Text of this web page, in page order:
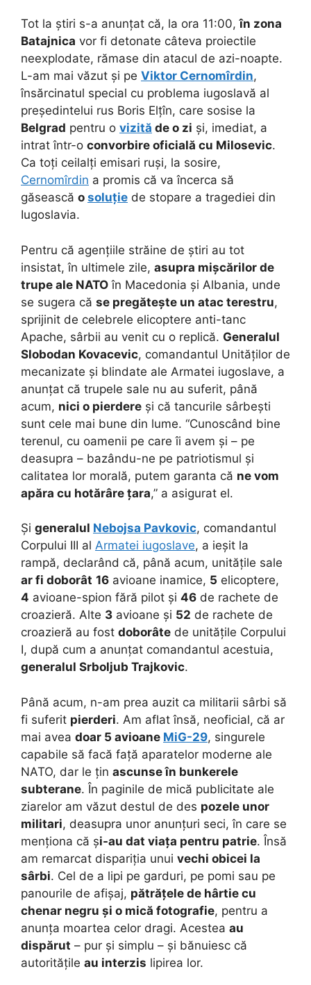
Tot la știri s-a anunțat că, la ora 11:00,în zona
Batajnica vor fi detonate câteva proiectile
neexplodate, rămase din atacul de azi-noapte.
L-am mai văzut și pe Viktor Cernomîrdin,
însărcinatul special cu problema iugoslavă al
președintelui rus Boris Elțîn, care sosise la
Belgrad pentru o vizită de o zi și, imediat, a
intrat într-o convorbire oficială cu Milosevic.
Ca toți ceilalți emisari ruși, la sosire,
Cernomîrdin a promis că va încerca să
găsească o soluție de stopare a tragediei din
Iugoslavia.
Pentru că agențiile străine de știri au tot
insistat, în ultimele zile, asupra mișcărilor de
trupe ale NATO în Macedonia și Albania, unde
se sugera că se pregătește un atac terestru,
sprijinit de celebrele elicoptere anti-tanc
Apache, sârbii au venit cu o replică. Generalul
Slobodan Kovacevic, comandantul Unităților de
mecanizate și blindate ale Armatei iugoslave, a
anunțat că trupele sale nu au suferit, până
acum, nici o pierdere și că tancurile sârbești
sunt cele mai bune din lume. “Cunoscând bine
terenul, cu oamenii pe care îi avem și – pe
deasupra – bazându-ne pe patriotismul și
calitatea lor morală, putem garanta că ne vom
apăra cu hotărâre țara,” a asigurat el.
Și generalul Nebojsa Pavkovic, comandantul
Corpului III al Armatei iugoslave, a ieșit la
rampă, declarând că, până acum, unitățile sale
ar fi doborât 16 avioane inamice, 5 elicoptere,
4 avioane-spion fără pilot și 46 de rachete de
croazieră. Alte 3 avioane și 52 de rachete de
croazieră au fost doborâte de unitățile Corpului
I, după cum a anunțat comandantul acestuia,
generalul Srboljub Trajkovic.
Până acum, n-am prea auzit ca militarii sârbi să
fi suferit pierderi. Am aflat însă, neoficial, că ar
mai avea doar 5 avioane MiG-29, singurele
capabile să facă față aparatelor moderne ale
NATO, dar le țin ascunse în bunkerele
subterane. În paginile de mică publicitate ale
ziarelor am văzut destul de des pozele unor
militari, deasupra unor anunțuri seci, în care se
menționa că și-au dat viața pentru patrie. Însă
am remarcat dispariția unui vechi obicei la
sârbi. Cel de a lipi pe garduri, pe pomi sau pe
panourile de afișaj, pătrățele de hârtie cu
chenar negru și o mică fotografie, pentru a
anunța moartea celor dragi. Acestea au
dispărut – pur și simplu – și bănuiesc că
autoritățile au interzis lipirea lor.